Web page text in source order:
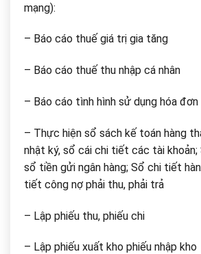
mạng):
– Báo cáo thuế giá trị gia tăng
– Báo cáo thuế thu nhập cá nhân
– Báo cáo tình hình sử dụng hóa đơn
– Thực hiện sổ sách kế toán hàng
nhật ký, sổ cái chi tiết các tài
sổ tiền gửi ngân hàng; Sổ chi tiết
tiết công nợ phải thu, phải trả
– Lập phiếu thu, phiếu chi
– Lập phiếu xuất kho phiếu nhập kho